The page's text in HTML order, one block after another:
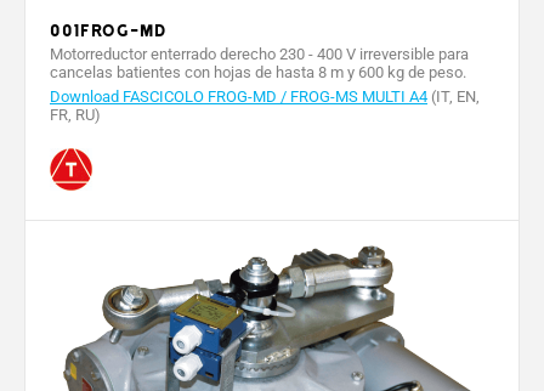
001FROG-MD
Motorreductor enterrado derecho 230 - 400 V irreversible para
cancelas batientes con hojas de hasta 8 m y 600 kg de peso.
Download FASCICOLO FROG-MD / FROG-MS MULTI A4 (IT, EN,
FR, RU)